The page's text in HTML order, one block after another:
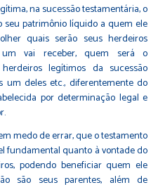
na sucessão testamentária, o
seu patrimônio líquido a quem ele
quais serão seus herdeiros
vai receber, quem será o
legítimos da sucessão
um deles etc., diferentemente do
por determinação legal e
medo de errar, que o testamento
fundamental quanto à vontade do
podendo beneficiar quem ele
são seus parentes, além de